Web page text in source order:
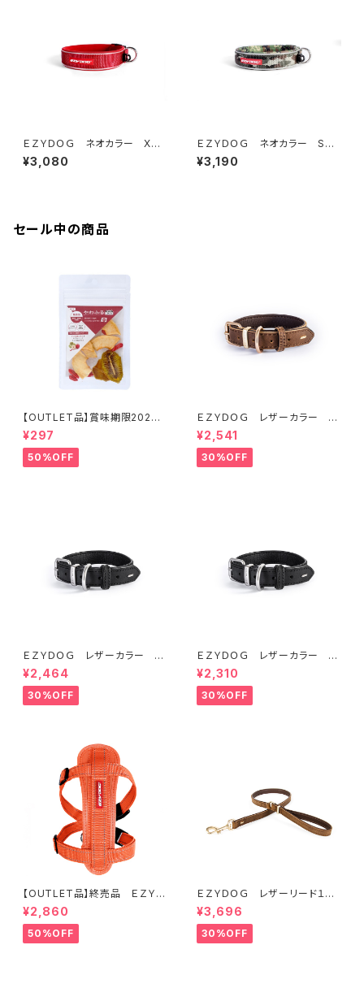
ＥＺＹＤＯＧ ネオカラー XS
(全6色)
¥3,080
ＥＺＹＤＯＧ ネオカラー S
(全7色)
¥3,190
セール中の商品
【OUTLET品】賞味期限2026
年10月22日【犬用おやつ】やわ
ふる クコの実エキスをスプレ
ーしたリンゴ＆キウイスライスカ
ット 10g
¥297
50%OFF
ＥＺＹＤＯＧ レザーカラー M
(全2色)
¥2,541
30%OFF
ＥＺＹＤＯＧ レザーカラー S
(全2色)
¥2,464
30%OFF
ＥＺＹＤＯＧ レザーカラー X
XS (全2色)
¥2,310
30%OFF
【OUTLET品】終売品 ＥＺＹＤ
¥2,860
50%OFF
ＥＺＹＤＯＧ レザーリード１０６
ｃｍ（全2色）
¥3,696
30%OFF